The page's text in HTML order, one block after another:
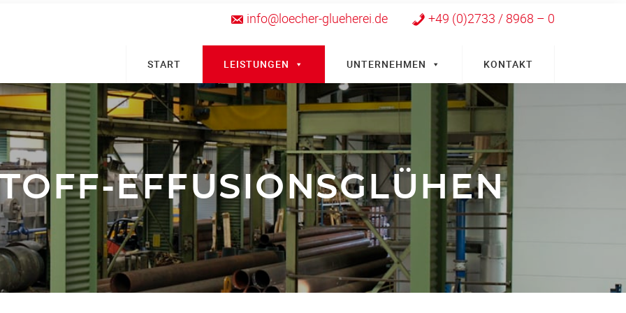
info@loecher-glueherei.de +49 (0)2733 / 8968 – 0
START LEISTUNGEN UNTERNEHMEN KONTAKT
EFFUSIONSGLÜHEN